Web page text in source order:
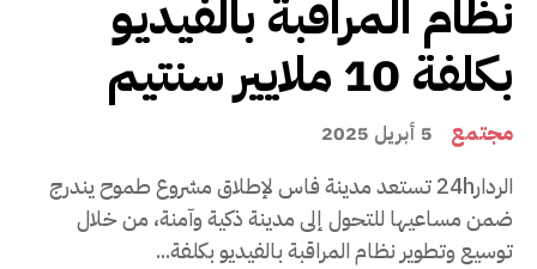
نظام المراقبة بالفيديو
بكلفة 10 ملايير سنتيم
مجتمع 5 أبريل 2025
الردار24h تستعد مدينة فاس لإطلاق مشروع طموح يندرج
ضمن مساعيها للتحول إلى مدينة ذكية وآمنة، من خلال
توسيع وتطوير نظام المراقبة بالفيديو بكلفة...